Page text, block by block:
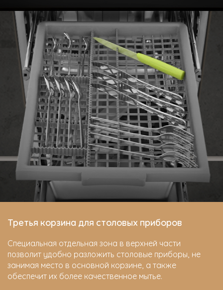
Третья корзина для столовых приборов
Специальная отдельная зона в верхней части
позволит удобно разложить столовые приборы, не
занимая место в основной корзине, а также
обеспечит их более качественное мытье.